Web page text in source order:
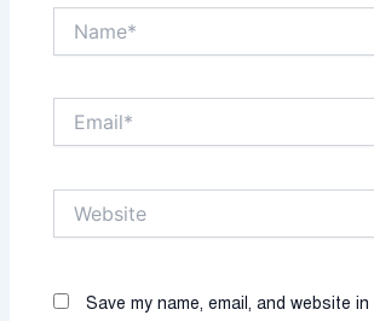
Save my name, email, and website